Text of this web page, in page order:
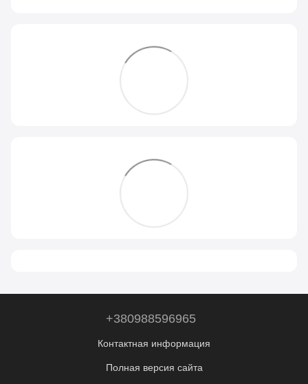
+380988596965
Контактная информация
Полная версия сайта